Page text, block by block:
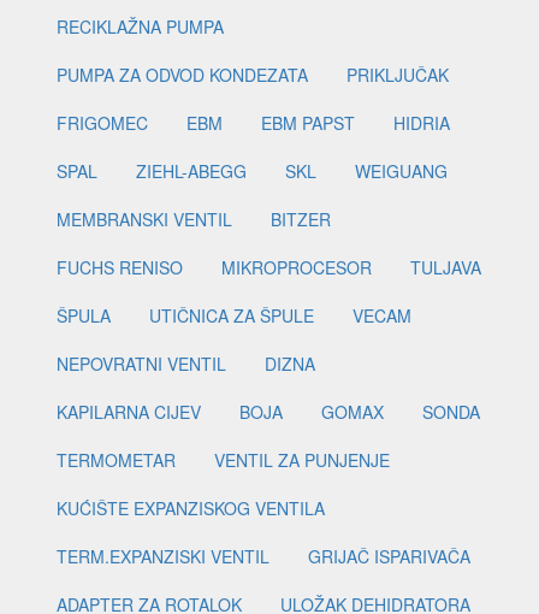
RECIKLAŽNA PUMPA
PUMPA ZA ODVOD KONDEZATA
PRIKLJUČAK
FRIGOMEC
EBM EBM PAPST
HIDRIA
SPAL
ZIEHL-ABEGG SKL
WEIGUANG
MEMBRANSKI VENTIL
BITZER
FUCHS RENISO
MIKROPROCESOR
TULJAVA
ŠPULA
UTIČNICA ZA ŠPULE
VECAM
NEPOVRATNI VENTIL
DIZNA
KAPILARNA CIJEV
BOJA GOMAX
SONDA
TERMOMETAR
VENTIL ZA PUNJENJE
KUĆIŠTE EXPANZISKOG VENTILA
TERM.EXPANZISKI VENTIL
GRIJAČ ISPARIVAČA
ADAPTER ZA ROTALOK
ULOŽAK DEHIDRATORA